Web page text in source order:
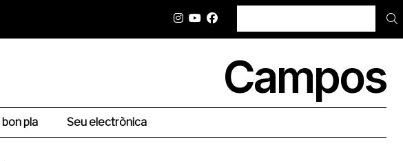
Campos
pla Seu electrònica